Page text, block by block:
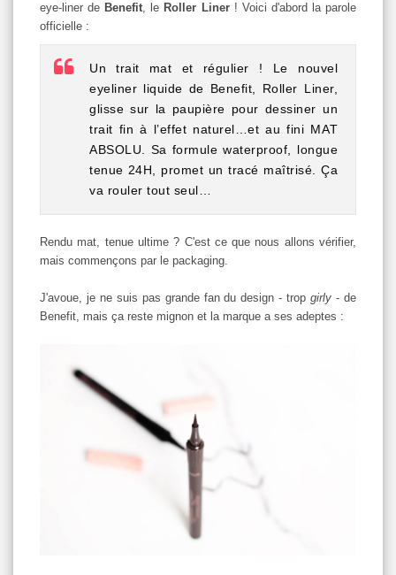
eye-liner de Benefit, le Roller Liner! Voici d'abord la parole
officielle :
Un trait mat et régulier ! Le nouvel
eyeliner liquide de Benefit, Roller Liner,
glisse sur la paupière pour dessiner un
trait fin à l’effet naturel…et au fini MAT
ABSOLU. Sa formule waterproof, longue
tenue 24H, promet un tracé maîtrisé. Ça
va rouler tout seul…
Rendu mat, tenue ultime ? C'est ce que nous allons vérifier,
mais commençons par le packaging.
J'avoue, je ne suis pas grande fan du design - tropgirly - de
Benefit, mais ça reste mignon et la marque a ses adeptes :